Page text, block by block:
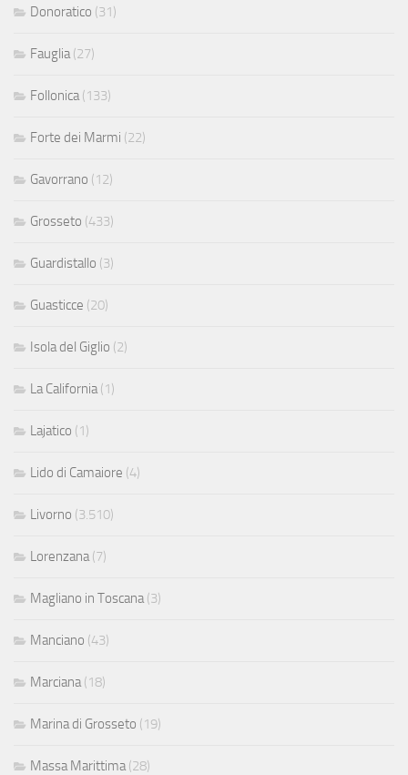
Donoratico (31)
Fauglia (27)
Follonica (133)
Forte dei Marmi (22)
Gavorrano (12)
Grosseto (433)
Guardistallo (3)
Guasticce (20)
Isola del Giglio (2)
La California (1)
Lajatico (1)
Lido di Camaiore (4)
Livorno (3.510)
Lorenzana (7)
Magliano in Toscana (3)
Manciano (43)
Marciana (18)
Marina di Grosseto (19)
Massa Marittima (28)